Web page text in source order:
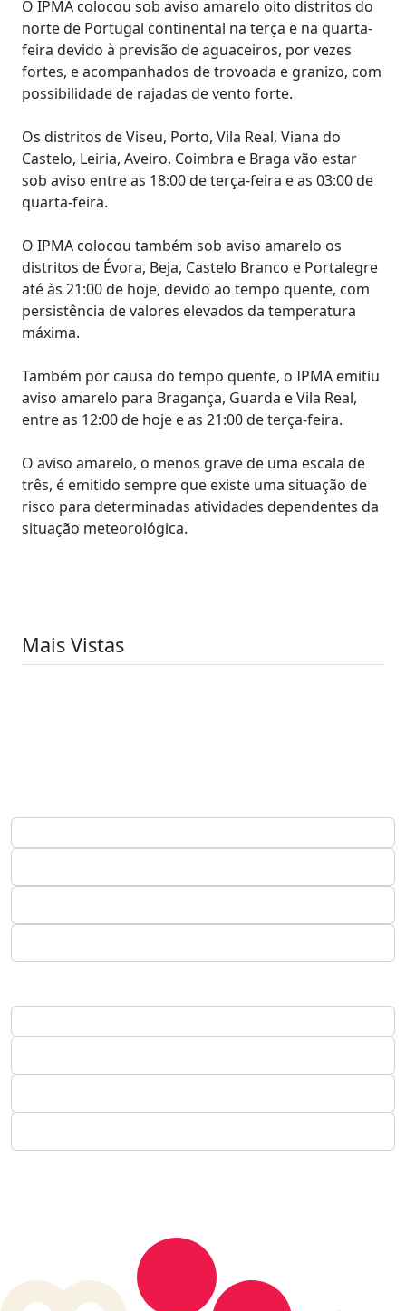
O IPMA colocou sob aviso amarelo oito distritos do
norte de Portugal continental na terça e na quarta-
feira devido à previsão de aguaceiros, por vezes
fortes, e acompanhados de trovoada e granizo, com
possibilidade de rajadas de vento forte.
Os distritos de Viseu, Porto, Vila Real, Viana do
Castelo, Leiria, Aveiro, Coimbra e Braga vão estar
sob aviso entre as 18:00 de terça-feira e as 03:00 de
quarta-feira.
O IPMA colocou também sob aviso amarelo os
distritos de Évora, Beja, Castelo Branco e Portalegre
até às 21:00 de hoje, devido ao tempo quente, com
persistência de valores elevados da temperatura
máxima.
Também por causa do tempo quente, o IPMA emitiu
aviso amarelo para Bragança, Guarda e Vila Real,
entre as 12:00 de hoje e as 21:00 de terça-feira.
O aviso amarelo, o menos grave de uma escala de
três, é emitido sempre que existe uma situação de
risco para determinadas atividades dependentes da
situação meteorológica.
Mais Vistas